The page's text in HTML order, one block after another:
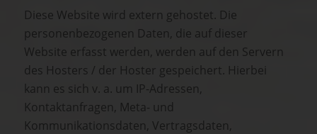
Diese Website wird extern gehostet. Die
personenbezogenen Daten, die auf dieser
Website erfasst werden, werden auf den Servern
des Hosters / der Hoster gespeichert. Hierbei
kann es sich v. a. um IP-Adressen,
Kontaktanfragen, Meta- und
Kommunikationsdaten, Vertragsdaten,